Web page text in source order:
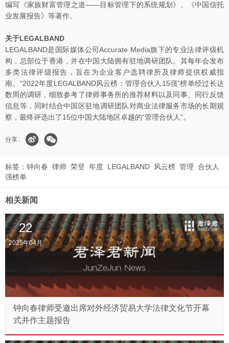
编写《家族财富管理之道——目标管理下的系统规划》、《中国信托
业发展报告》等著作。
关于LEGALBAND
LEGALBAND是国际媒体公司Accurate Media旗下的专业法律评级机
构，总部位于香港，并在中国大陆拥有驻地调研团队。其每年会发布
多类法律评级报告，旨在为企业客户选聘律所及律师提供权威指
南。“2022年度LEGALBAND风云榜：管理合伙人15强”榜单经过长达
数周的调研，细致参考了律师事务所的推荐材料以及同事、同行反馈
信息等，同时结合中国区驻地调研团队对商业法律服务市场的长期观
察，最终评选出了15位中国大陆地区卓越的“管理合伙人”。
分享 :
标签： 钟向春 律师 荣登 年度 LEGALBAND 风云榜 管理 合伙人
强榜单
相关新闻
22
2025年04月
钟向春律师受邀出席对外经济贸易大学法律文化节开幕
式并作主题报告